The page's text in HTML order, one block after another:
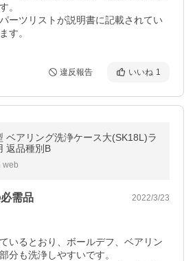
。
ーツリストが説明書に記載されてい
す。
違反報告 いいね 1
ベアリング洗浄ケース大(SK18L)ラ
返品種別B
web
需品 2022/3/23
いるとおり、ボールデフ、ベアリン
分も洗浄しやすいです。